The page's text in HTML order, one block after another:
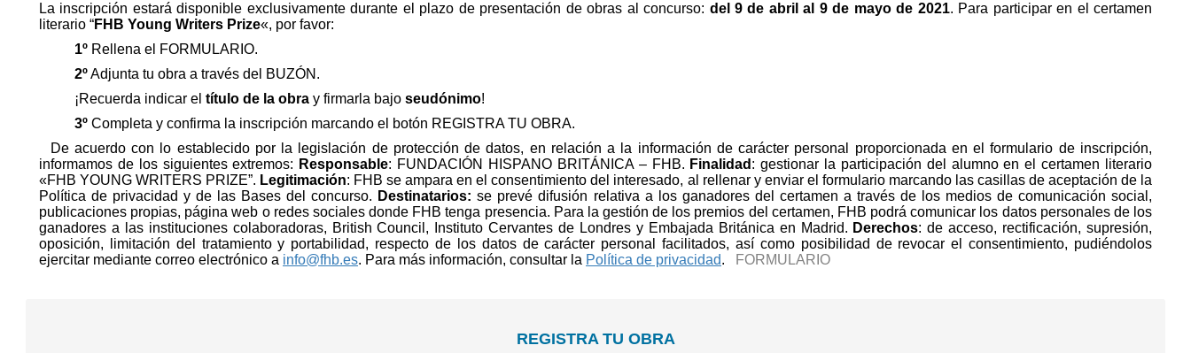
La inscripción estará disponible exclusivamente durante el plazo de presentación de obras al concurso: del 9 de abril al 9 de mayo de 2021. Para participar en el certamen
literario “FHB Young Writers Prize«, por favor:
1º Rellena el FORMULARIO.
2ºAdjunta tu obra a través del BUZÓN.
¡Recuerda indicar el título de la obra y firmarla bajo seudónimo!
3º Completa y confirma la inscripción marcando el botón REGISTRA TU OBRA.
De acuerdo con lo establecido por la legislación de protección de datos, en relación a la información de carácter personal proporcionada en el formulario de inscripción,
informamos de los siguientes extremos: Responsable: FUNDACIÓN HISPANO BRITÁNICA – FHB. Finalidad : gestionar la participación del alumno en el certamen literario
«FHB YOUNG WRITERS PRIZE”. Legitimación: FHB se ampara en el consentimiento del interesado, al rellenar y enviar el formulario marcando las casillas de aceptación de la
Política de privacidad y de las Bases del concurso. Destinatarios:se prevé difusión relativa a los ganadores del certamen a través de los medios de comunicación social,
publicaciones propias, página web o redes sociales donde FHB tenga presencia. Para la gestión de los premios del certamen, FHB podrá comunicar los datos personales de los
ganadores a las instituciones colaboradoras, British Council, Instituto Cervantes de Londres y Embajada Británica en Madrid. Derechos: de acceso, rectificación, supresión,
oposición, limitación del tratamiento y portabilidad, respecto de los datos de carácter personal facilitados, así como posibilidad de revocar el consentimiento, pudiéndolos
ejercitar mediante correo electrónico a info@fhb.es. Para más información, consultar la Política de privacidad. FORMULARIO
REGISTRA TU OBRA